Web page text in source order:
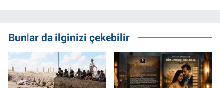
Bunlar da ilginizi çekebilir